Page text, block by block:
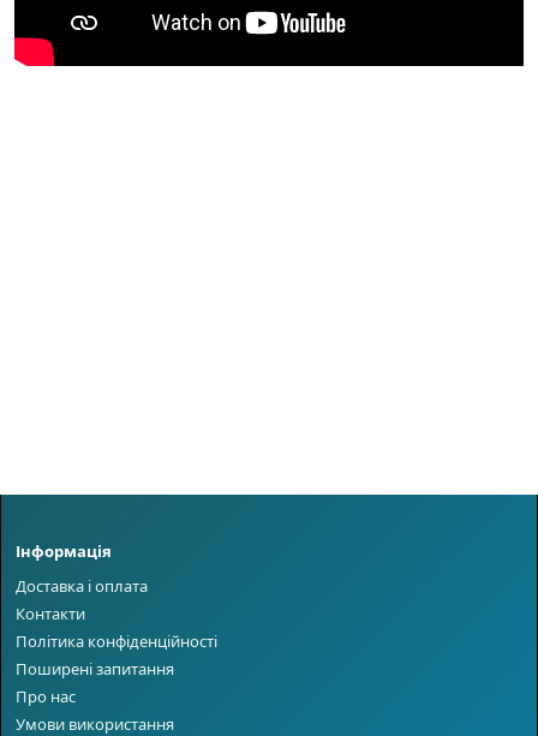
Інформація
Доставка і оплата
Контакти
Політика конфіденційності
Поширені запитання
Про нас
Умови використання